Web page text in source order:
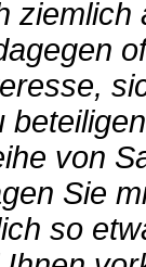
ziemlich
von
Sie
so